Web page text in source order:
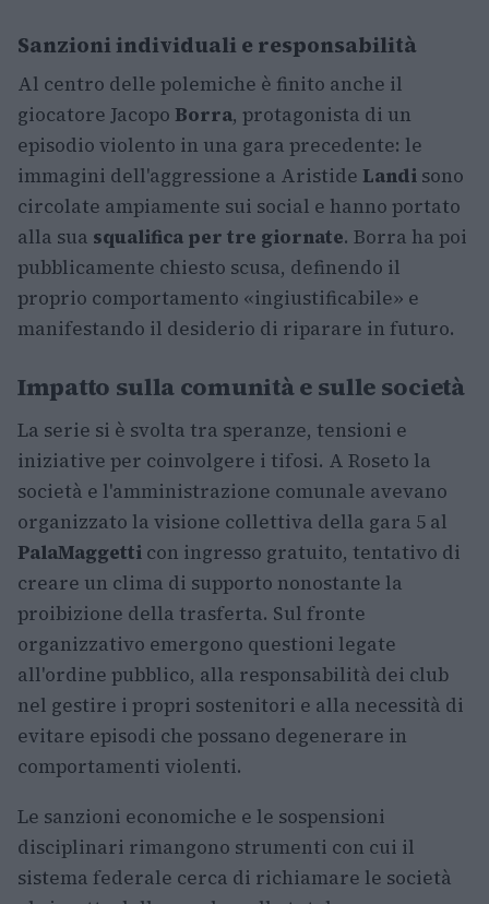
Sanzioni individuali e responsabilità
Al centro delle polemiche è finito anche il
giocatore Jacopo Borra, protagonista di un
episodio violento in una gara precedente: le
immagini dell'aggressione a Aristide Landi sono
circolate ampiamente sui social e hanno portato
alla sua squalifica per tre giornate. Borra ha poi
pubblicamente chiesto scusa, definendo il
proprio comportamento «ingiustificabile» e
manifestando il desiderio di riparare in futuro.
Impatto sulla comunità e sulle società
La serie si è svolta tra speranze, tensioni e
iniziative per coinvolgere i tifosi. A Roseto la
società e l'amministrazione comunale avevano
organizzato la visione collettiva della gara 5 al
PalaMaggetti con ingresso gratuito, tentativo di
creare un clima di supporto nonostante la
proibizione della trasferta. Sul fronte
organizzativo emergono questioni legate
all'ordine pubblico, alla responsabilità dei club
nel gestire i propri sostenitori e alla necessità di
evitare episodi che possano degenerare in
comportamenti violenti.
Le sanzioni economiche e le sospensioni
disciplinari rimangono strumenti con cui il
sistema federale cerca di richiamare le società